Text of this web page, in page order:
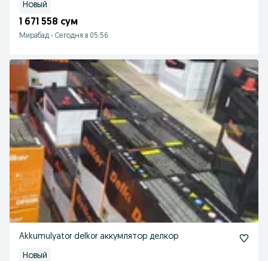
Новый
1 671 558 сум
Мирабад - Сегодня в 05:56
Akkumulyator delkor аккумлятор делкор
Новый